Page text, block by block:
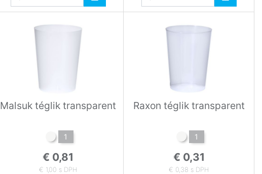
Malsuk téglik transparent
1
€ 0,81
€ 1,00 s DPH
Raxon téglik transparent
1
€ 0,31
€ 0,38 s DPH